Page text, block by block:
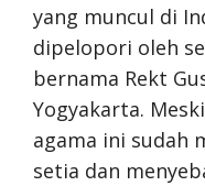
yang muncul di
dipelopori oleh
bernama Rekt
Yogyakarta.
agama ini sudah
setia dan